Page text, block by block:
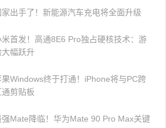
家出手了！新能源汽车充电将全面升级
米首发！高通8E6 Pro独占硬核技术：游
幅跃升
果Windows终于打通！iPhone将与PC跨
剪贴板
强Mate降临！华为Mate 90 Pro Max关键